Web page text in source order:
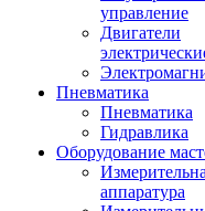
управление
Двигатели
Пневматика
Пневматика
Гидравлика
Оборудование
аппаратура